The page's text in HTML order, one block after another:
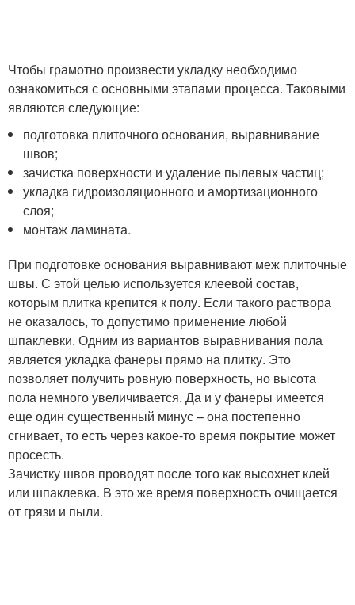
Чтобы грамотно произвести укладку необходимо
ознакомиться с основными этапами процесса. Таковыми
являются следующие:
подготовка плиточного основания, выравнивание
швов;
зачистка поверхности и удаление пылевых частиц;
укладка гидроизоляционного и амортизационного
слоя;
монтаж ламината.
При подготовке основания выравнивают меж плиточные
швы. С этой целью используется клеевой состав,
которым плитка крепится к полу. Если такого раствора
не оказалось, то допустимо применение любой
шпаклевки. Одним из вариантов выравнивания пола
является укладка фанеры прямо на плитку. Это
позволяет получить ровную поверхность, но высота
пола немного увеличивается. Да и у фанеры имеется
еще один существенный минус – она постепенно
сгнивает, то есть через какое-то время покрытие может
просесть.
Зачистку швов проводят после того как высохнет клей
или шпаклевка. В это же время поверхность очищается
от грязи и пыли.